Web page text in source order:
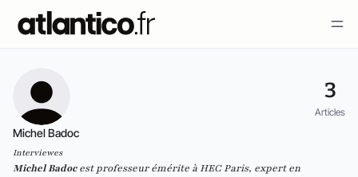
3
Articles
Michel Badoc
Interviewes
Michel Badocest professeur émérite à HEC Paris, expert en